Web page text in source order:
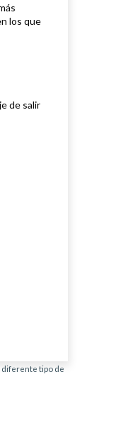
los que
de salir
diferente tipo de